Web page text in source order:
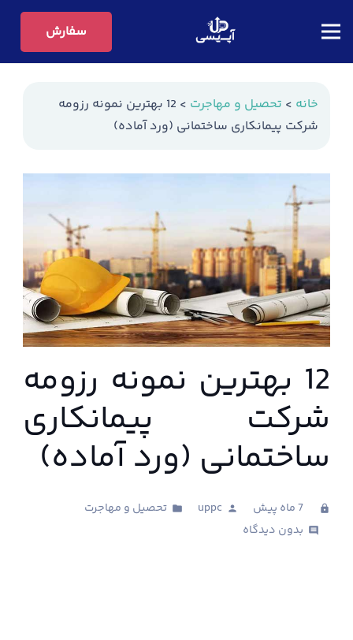
سفارش
خانه > تحصیل و مهاجرت >
12 بهترین نمونه رزومه
شرکت پیمانکاری ساختمانی (ورد آماده)
12 بهترین نمونه رزومه
شرکت پیمانکاری
ساختمانی (ورد آماده)
clock 7 ماه پیش person
uppc
folder تحصیل و مهاجرت
comments بدون دیدگاه